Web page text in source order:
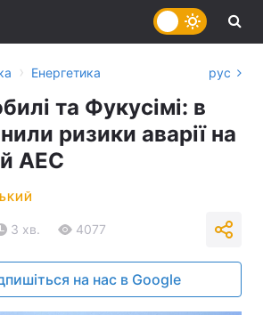
› Енергетика рус
та Фукусімі: в
ризики аварії на
АЕС
3 хв. 4077
на нас в Google